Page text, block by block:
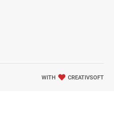
WITH CREATIVSOFT